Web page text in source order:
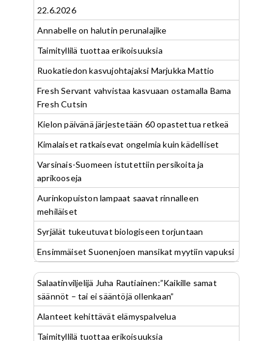
22.6.2026
Annabelle on halutin perunalajike
Taimityllilä tuottaa erikoisuuksia
Ruokatiedon kasvujohtajaksi Marjukka Mattio
Fresh Servant vahvistaa kasvuaan ostamalla Bama
Fresh Cutsin
Kielon päivänä järjestetään 60 opastettua retkeä
Kimalaiset ratkaisevat ongelmia kuin kädelliset
Varsinais-Suomeen istutettiin persikoita ja
aprikooseja
Aurinkopuiston lampaat saavat rinnalleen
mehiläiset
Syrjälät tukeutuvat biologiseen torjuntaan
Ensimmäiset Suonenjoen mansikat myytiin vapuksi
Salaatinviljelijä Juha Rautiainen:”Kaikille samat
säännöt – tai ei sääntöjä ollenkaan”
Alanteet kehittävät elämyspalvelua
Taimityllilä tuottaa erikoisuuksia